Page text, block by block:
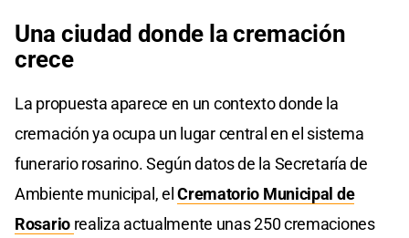
Una ciudad donde la cremación
crece
La propuesta aparece en un contexto donde la
cremación ya ocupa un lugar central en el sistema
funerario rosarino. Según datos de la Secretaría de
Ambiente municipal, elCrematorio Municipal de
Rosario realiza actualmente unas 250 cremaciones